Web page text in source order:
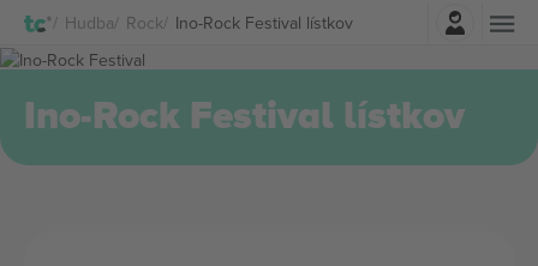
Hudba Rock Ino-Rock Festival lístkov
Prihlásenie
Ino-Rock Festival lístkov